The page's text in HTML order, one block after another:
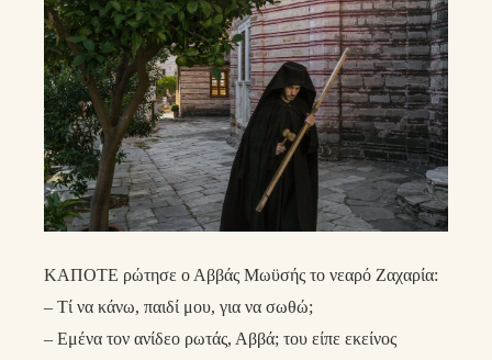
ΚΑΠΟΤΕ ρώτησε ο Αββάς Μωϋσής το νεαρό Ζαχαρία:
– Τί να κάνω, παιδί μου, για να σωθώ;
– Εμένα τον ανίδεο ρωτάς, Αββά; του είπε εκείνος